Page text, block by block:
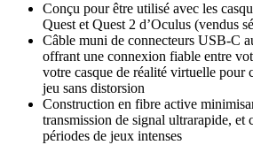
Conçu pour être utilisé avec les
Quest et Quest 2 d’Oculus (vendus
Câble muni de connecteurs USB-C
offrant une connexion fiable entre
votre casque de réalité virtuelle pour
jeu sans distorsion
Construction en fibre active
transmission de signal ultrarapide, et
périodes de jeux intenses